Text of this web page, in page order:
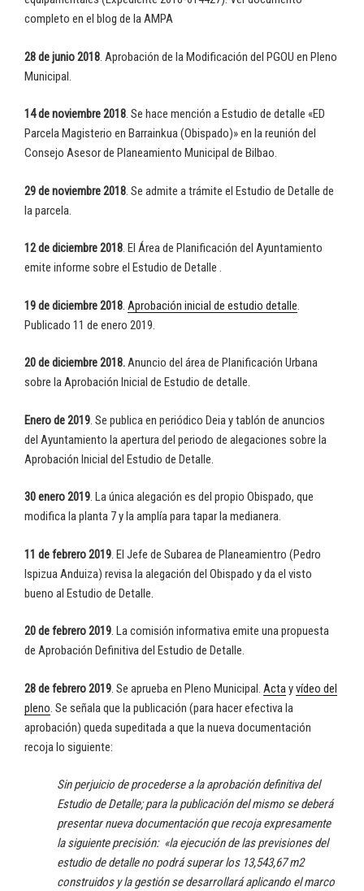
completo en el blog de la AMPA
28 de junio 2018. Aprobación de la Modificación del PGOU en Pleno
Municipal.
14 de noviembre 2018. Se hace mención a Estudio de detalle «ED
Parcela Magisterio en Barrainkua (Obispado)» en la reunión del
Consejo Asesor de Planeamiento Municipal de Bilbao.
29 de noviembre 2018. Se admite a trámite el Estudio de Detalle de
la parcela.
12 de diciembre 2018. El Área de Planificación del Ayuntamiento
emite informe sobre el Estudio de Detalle .
19 de diciembre 2018. Aprobación inicial de estudio detalle.
Publicado 11 de enero 2019.
20 de diciembre 2018.Anuncio del área de Planificación Urbana
sobre la Aprobación Inicial de Estudio de detalle.
Enero de 2019. Se publica en periódico Deia y tablón de anuncios
del Ayuntamiento la apertura del periodo de alegaciones sobre la
Aprobación Inicial del Estudio de Detalle.
30 enero 2019. La única alegación es del propio Obispado, que
modifica la planta 7 y la amplía para tapar la medianera.
11 de febrero 2019. El Jefe de Subarea de Planeamientro (Pedro
Ispizua Anduiza) revisa la alegación del Obispado y da el visto
bueno al Estudio de Detalle.
20 de febrero 2019. La comisión informativa emite una propuesta
de Aprobación Definitiva del Estudio de Detalle.
28 de febrero 2019. Se aprueba en Pleno Municipal. Actayvídeo del
pleno. Se señala que la publicación (para hacer efectiva la
aprobación) queda supeditada a que la nueva documentación
recoja lo siguiente:
Sin perjuicio de procederse a la aprobación definitiva del
Estudio de Detalle; para la publicación del mismo se deberá
presentar nueva documentación que recoja expresamente
la siguiente precisión: «la ejecución de las previsiones del
estudio de detalle no podrá superar los 13,543,67 m2
construidos y la gestión se desarrollará aplicando el marco